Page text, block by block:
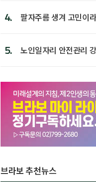
4. 팔자주름 생겨 고민이
5.
노인일자리 안전관리
브라보 추천뉴스